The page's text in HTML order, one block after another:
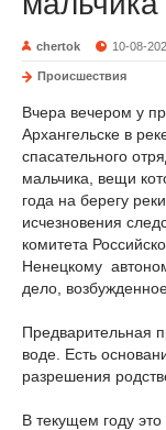
chertok 10-08-
Происшествия
Вчера вечером у
Архангельске в
спасательного
мальчика, вещи
года на берегу
исчезновения
комитета
Ненецкому
дело,
Предварительная
воде. Есть
разрешения
В текущем году